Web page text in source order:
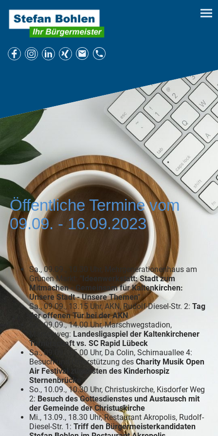
Öffentliche Termine vom
09.09. - 16.09.2023
Sa., 09.09., 10.30 Uhr, Mehrgenerationenhaus am
Grünen Markt: "Ideenwerkstatt: Stadt zum
Mitmachen - Gemeinsam für Kaltenkirchen:
Unsere Stadt - Unsere Themen"
Sa., 09.09., 13.15 Uhr, AKN, Rudolf-Diesel-Str. 2: Tag
der offenen Tür bei der AKN
Sa., 09.09., 14.00 Uhr, Marschwegstadion,
Marschweg: Landesligaspiel der Kaltenkirchener
Turnerschaft vs. SC Rapid Lübeck
Sa., 09.09., 15.00 Uhr, Da Colin, Schirnauallee 4:
Besuch und Unterstützung des Charity Musik Open
Air Festival zugunsten des Kinderhospiz
Sternenbrücke
So., 10.09., 10.30 Uhr, Christuskirche, Kisdorfer Weg
2: Besuch des Gottesdienstes und Austausch mit
der Gemeinde der Christuskirche
Mi., 13.09., 18.30 Uhr, Restaurant Akropolis, Rudolf-
Diesel-Str. 1: Triff den Bürgermeisterkandidaten